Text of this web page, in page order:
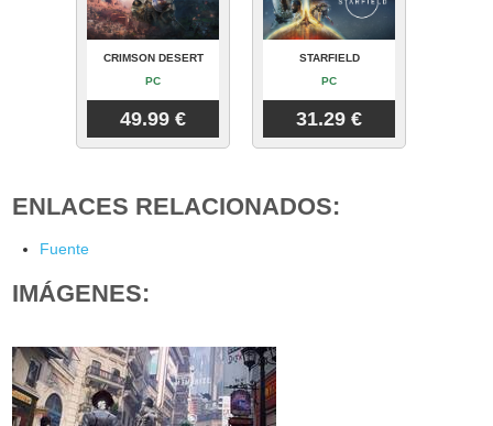
CRIMSON DESERT
PC
49.99 €
STARFIELD
PC
31.29 €
ENLACES RELACIONADOS:
Fuente
IMÁGENES: